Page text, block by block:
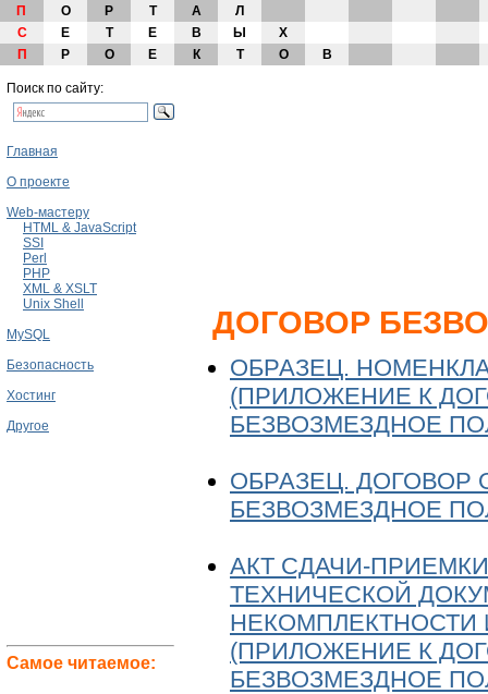
П О Р Т А
Л
С
Е Т Е В Ы
Х
П
Р О Е К Т О В
Поиск по сайту:
Главная
О проекте
Web-мастеру
HTML & JavaScript
SSI
Perl
PHP
XML & XSLT
Unix Shell
MySQL
Безопасность
Хостинг
Другое
Самое читаемое:
ДОГОВОР
ОБРАЗЕЦ.
(ПРИЛОЖЕНИЕ К
БЕЗВОЗМЕЗДНОЕ
ОБРАЗЕЦ. ДОГОВОР
БЕЗВОЗМЕЗДНОЕ
АКТ СДАЧИ-
ТЕХНИЧЕСКОЙ
(ПРИЛОЖЕНИЕ К
БЕЗВОЗМЕЗДНОЕ